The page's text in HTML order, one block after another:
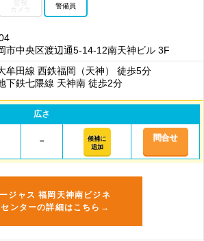
カメラ
警備員
市中央区渡辺通5-14-12南天神ビル 3F
牟田線 西鉄福岡（天神） 徒歩5分
下鉄七隈線 天神南 徒歩2分
広さ
－
候補に
追加
問合せ
ジャス 福岡天神南ビジネ
センターの詳細はこちら→